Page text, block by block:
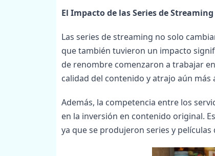
El Impacto de las Series de Streaming
Las series de streaming no solo
que también tuvieron un impacto
de renombre comenzaron a trabajar
calidad del contenido y atrajo aún más
Además, la competencia entre los
en la inversión en contenido original.
ya que se produjeron series y